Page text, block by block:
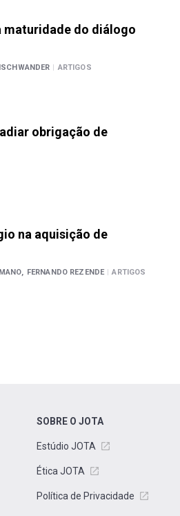
maturidade do diálogo
| ARTIGOS
obrigação de
na aquisição de
FERNANDO REZENDE | ARTIGOS
SOBRE O JOTA
Estúdio JOTA
Ética JOTA
Política de Privacidade